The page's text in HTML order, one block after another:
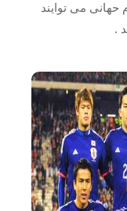
حهانی می توایند
.